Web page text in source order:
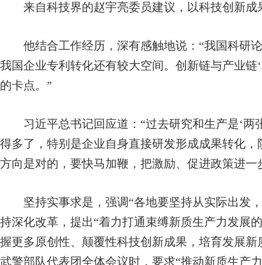
来自科技界的赵宇亮委员建议，以科技创新成
他结合工作经历，深有感触地说：“我国科研
我国企业专利转化还有较大空间。创新链与产业链
的卡点。”
习近平总书记回应道：“过去研究和生产是‘两
得多了，特别是企业自身直接研发形成成果转化
方向是对的，要快马加鞭，把激励、促进政策进一
坚持实事求是，强调“各地要坚持从实际出发，
持深化改革，提出“着力打通束缚新质生产力发展
握更多原创性、颠覆性科技创新成果，培育发展
武警部队代表团全体会议时，要求“推动新质生产